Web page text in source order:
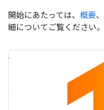
開始にあたっては、 概要、
細についてご覧ください。